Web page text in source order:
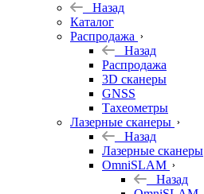
Архив
Геодезическое
оборудование
Назад
Каталог
Распродажа
Назад
Распродажа
3D сканеры
GNSS
Тахеометры
Лазерные сканеры
Назад
Лазерные сканеры
OmniSLAM
Назад